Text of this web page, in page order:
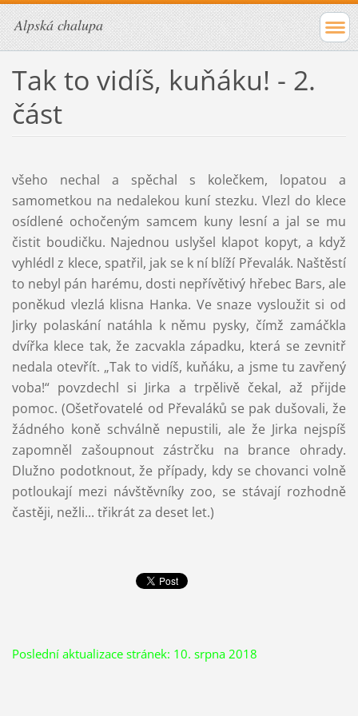
Alpská chalupa
Tak to vidíš, kuňáku! - 2.
část
všeho nechal a spěchal s kolečkem, lopatou a
samometkou na nedalekou kuní stezku. Vlezl do klece
osídlené ochočeným samcem kuny lesní a jal se mu
čistit boudičku. Najednou uslyšel klapot kopyt, a když
vyhlédl z klece, spatřil, jak se k ní blíží Převalák. Naštěstí
to nebyl pán harému, dosti nepřívětivý hřebec Bars, ale
poněkud vlezlá klisna Hanka. Ve snaze vysloužit si od
Jirky polaskání natáhla k němu pysky, čímž zamáčkla
dvířka klece tak, že zacvakla západku, která se zevnitř
nedala otevřít. „Tak to vidíš, kuňáku, a jsme tu zavřený
voba!“ povzdechl si Jirka a trpělivě čekal, až přijde
pomoc. (Ošetřovatelé od Převaláků se pak dušovali, že
žádného koně schválně nepustili, ale že Jirka nejspíš
zapomněl zašoupnout zástrčku na brance ohrady.
Dlužno podotknout, že případy, kdy se chovanci volně
potloukají mezi návštěvníky zoo, se stávají rozhodně
častěji, nežli... třikrát za deset let.)
Poslední aktualizace stránek: 10. srpna 2018